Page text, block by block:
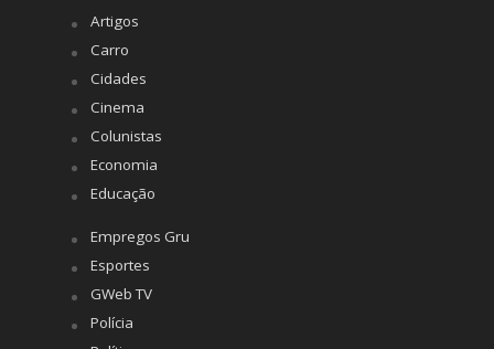
Artigos
Carro
Cidades
Cinema
Colunistas
Economia
Educação
Empregos Gru
Esportes
GWeb TV
Polícia